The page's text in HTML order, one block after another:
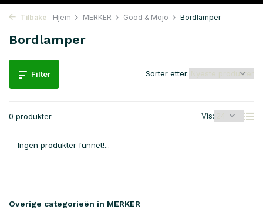
Tilbake Hjem MERKER Good & Mojo Bordlamper
Bordlamper
Filter
0 produkter Vis:
Sorter etter:
Ingen produkter funnet!...
Overige categorieën in MERKER